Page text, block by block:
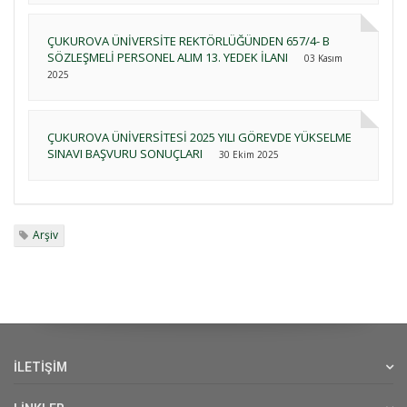
ÇUKUROVA ÜNİVERSİTE REKTÖRLÜĞÜNDEN 657/4- B
SÖZLEŞMELİ PERSONEL ALIM 13. YEDEK İLANI
03 Kasım
2025
ÇUKUROVA ÜNİVERSİTESİ 2025 YILI GÖREVDE YÜKSELME
SINAVI BAŞVURU SONUÇLARI
30 Ekim 2025
Arşiv
İLETİŞİM